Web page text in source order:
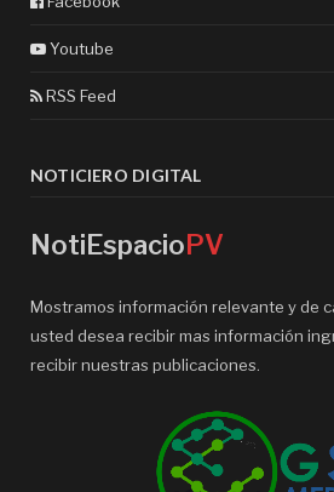
Youtube
RSS Feed
NOTICIERO DIGITAL
NotiEspacioPV
Mostramos información relevante y de
usted desea recibir mas información
recibir nuestras publicaciones.